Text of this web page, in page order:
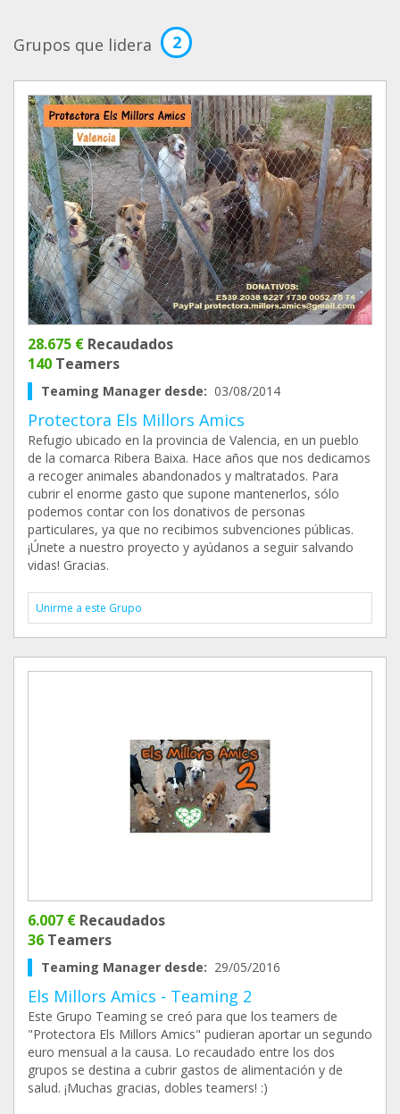
Grupos que lidera 2
28.675 € Recaudados
140 Teamers
Teaming Manager desde: 03/08/2014
Protectora Els Millors Amics
Refugio ubicado en la provincia de Valencia, en un pueblo
de la comarca Ribera Baixa. Hace años que nos dedicamos
a recoger animales abandonados y maltratados. Para
cubrir el enorme gasto que supone mantenerlos, sólo
podemos contar con los donativos de personas
particulares, ya que no recibimos subvenciones públicas.
¡Únete a nuestro proyecto y ayúdanos a seguir salvando
vidas! Gracias.
Unirme a este Grupo
6.007 € Recaudados
36 Teamers
Teaming Manager desde: 29/05/2016
Els Millors Amics - Teaming 2
Este Grupo Teaming se creó para que los teamers de
"Protectora Els Millors Amics" pudieran aportar un segundo
euro mensual a la causa. Lo recaudado entre los dos
grupos se destina a cubrir gastos de alimentación y de
salud. ¡Muchas gracias, dobles teamers! :)